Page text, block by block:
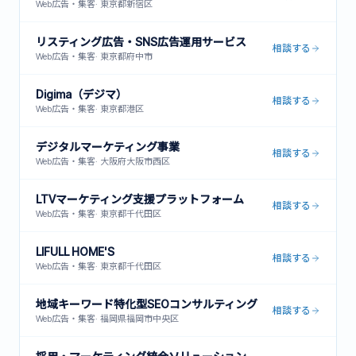
Web広告・集客· 東京都新宿区
リスティング広告・SNS広告運用サービス
Web広告・集客· 東京都府中市
相談する
Digima（デジマ）
Web広告・集客· 東京都港区
相談する
デジタルマーケティング事業
Web広告・集客· 大阪府大阪市西区
相談する
LTVマーケティング支援プラットフォーム
Web広告・集客· 東京都千代田区
相談する
LIFULL HOME'S
Web広告・集客· 東京都千代田区
相談する
地域キーワード特化型SEOコンサルティング
Web広告・集客· 福岡県福岡市中央区
相談する